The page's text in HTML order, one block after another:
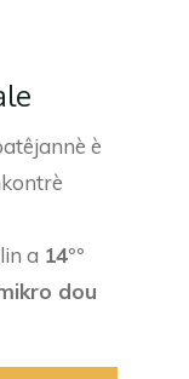
è
a 14°°
dou